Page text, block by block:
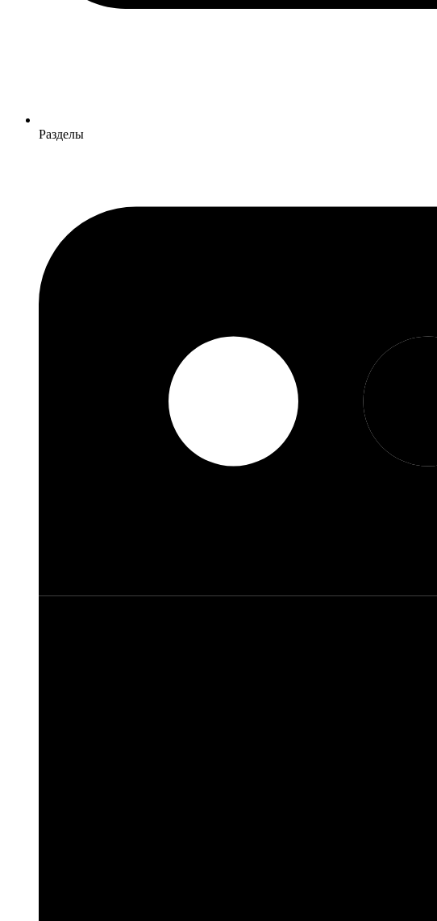
Разделы